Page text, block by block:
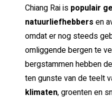
Chiang Rai is populair
natuurliefhebbers en
omdat er nog steeds
omliggende bergen te
bergstammen hebben
ten gunste van de teelt
klimaten, groenten en